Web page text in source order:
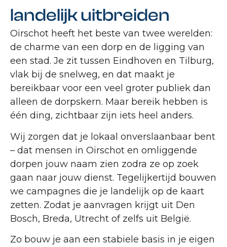
landelijk uitbreiden
Oirschot heeft het beste van twee werelden:
de charme van een dorp en de ligging van
een stad. Je zit tussen Eindhoven en Tilburg,
vlak bij de snelweg, en dat maakt je
bereikbaar voor een veel groter publiek dan
alleen de dorpskern. Maar bereik hebben is
één ding, zichtbaar zijn iets heel anders.
Wij zorgen dat je lokaal onverslaanbaar bent
– dat mensen in Oirschot en omliggende
dorpen jouw naam zien zodra ze op zoek
gaan naar jouw dienst. Tegelijkertijd bouwen
we campagnes die je landelijk op de kaart
zetten. Zodat je aanvragen krijgt uit Den
Bosch, Breda, Utrecht of zelfs uit België.
Zo bouw je aan een stabiele basis in je eigen